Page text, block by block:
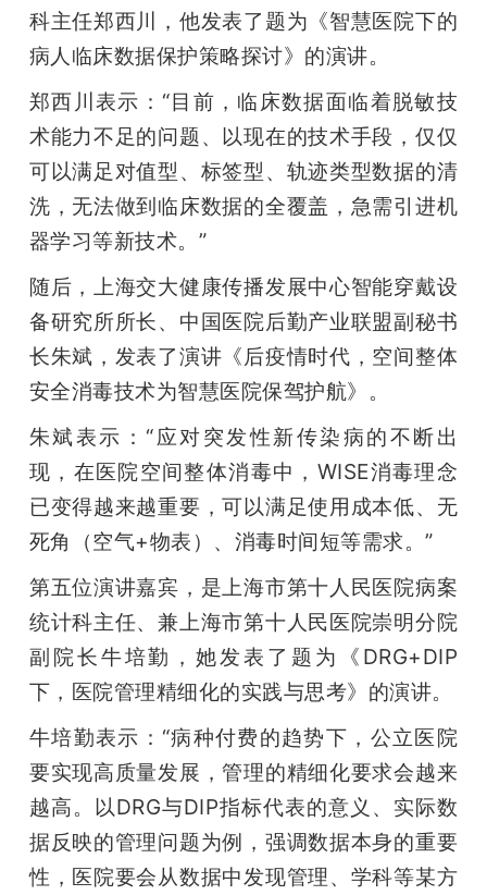
科主任郑西川，他发表了题为《智慧医院下的
病人临床数据保护策略探讨》的演讲。
郑西川表示：“目前，临床数据面临着脱敏技
术能力不足的问题、以现在的技术手段，仅仅
可以满足对值型、标签型、轨迹类型数据的清
洗，无法做到临床数据的全覆盖，急需引进机
器学习等新技术。”
随后，上海交大健康传播发展中心智能穿戴设
备研究所所长、中国医院后勤产业联盟副秘书
长朱斌，发表了演讲《后疫情时代，空间整体
安全消毒技术为智慧医院保驾护航》。
朱斌表示：“应对突发性新传染病的不断出
现，在医院空间整体消毒中，WISE消毒理念
已变得越来越重要，可以满足使用成本低、无
死角（空气+物表）、消毒时间短等需求。”
第五位演讲嘉宾，是上海市第十人民医院病案
统计科主任、兼上海市第十人民医院崇明分院
副院长牛培勤，她发表了题为《DRG+DIP
下，医院管理精细化的实践与思考》的演讲。
牛培勤表示：“病种付费的趋势下，公立医院
要实现高质量发展，管理的精细化要求会越来
越高。以DRG与DIP指标代表的意义、实际数
据反映的管理问题为例，强调数据本身的重要
性，医院要会从数据中发现管理、学科等某方